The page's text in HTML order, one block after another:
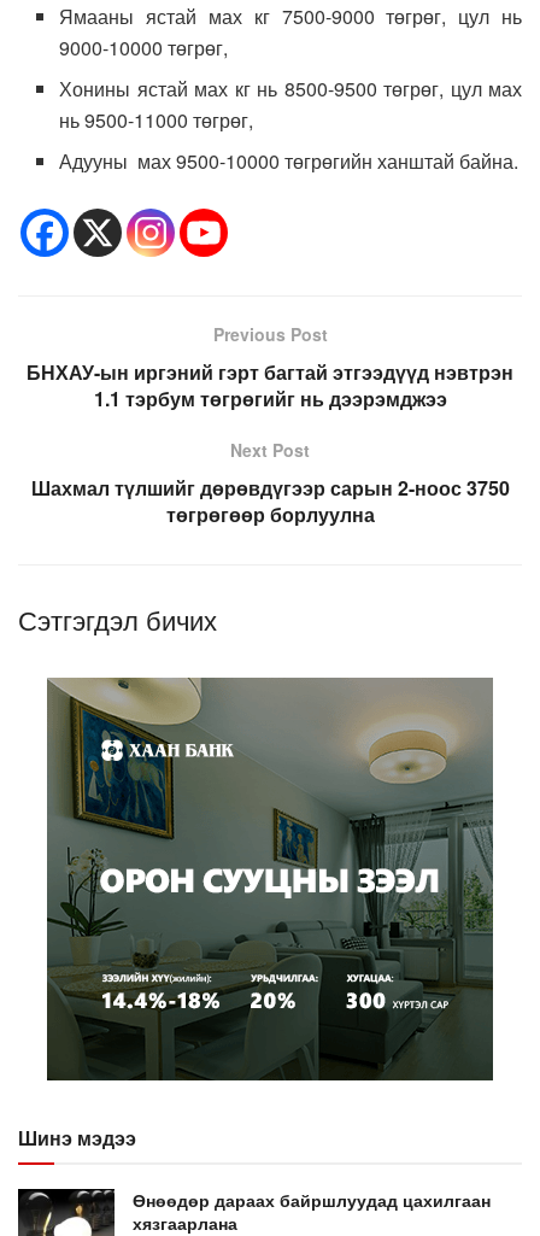
Ямааны ястай мах кг 7500-9000 төгрөг, цул нь
9000-10000 төгрөг,
Хонины ястай мах кг нь 8500-9500 төгрөг, цул мах
нь 9500-11000 төгрөг,
Адууны мах 9500-10000 төгрөгийн ханштай байна.
Previous Post
БНХАУ-ын иргэний гэрт багтай этгээдүүд нэвтрэн
1.1 тэрбум төгрөгийг нь дээрэмджээ
Next Post
Шахмал түлшийг дөрөвдүгээр сарын 2-ноос 3750
төгрөгөөр борлуулна
Сэтгэгдэл бичих
Шинэ мэдээ
Өнөөдөр дараах байршлуудад цахилгаан
хязгаарлана